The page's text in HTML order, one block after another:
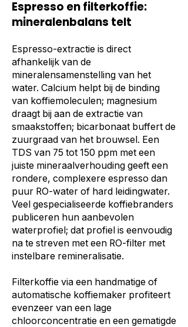
Espresso en filterkoffie:
mineralenbalans telt
Espresso-extractie is direct
afhankelijk van de
mineralensamenstelling van het
water. Calcium helpt bij de binding
van koffiemoleculen; magnesium
draagt bij aan de extractie van
smaakstoffen; bicarbonaat buffert de
zuurgraad van het brouwsel. Een
TDS van 75 tot 150 ppm met een
juiste mineraalverhouding geeft een
rondere, complexere espresso dan
puur RO-water of hard leidingwater.
Veel gespecialiseerde koffiebranders
publiceren hun aanbevolen
waterprofiel; dat profiel is eenvoudig
na te streven met een RO-filter met
instelbare remineralisatie.
Filterkoffie via een handmatige of
automatische koffiemaker profiteert
evenzeer van een lage
chloorconcentratie en een gematigde